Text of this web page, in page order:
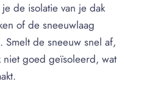
de isolatie van je dak
of de sneeuwlaag
de sneeuw snel af,
goed geïsoleerd, wat